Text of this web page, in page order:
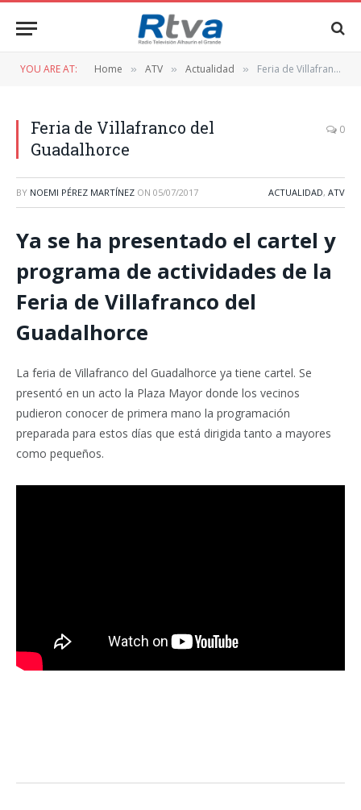
YOU ARE AT: Home » ATV » Actualidad » Feria de Villafranco del Guadalhorce
Feria de Villafranco del
Guadalhorce
0
BY NOEMI PÉREZ MARTÍNEZ ON 05/07/2017 ACTUALIDAD, ATV
Ya se ha presentado el cartel y
programa de actividades de la
Feria de Villafranco del
Guadalhorce
La feria de Villafranco del Guadalhorce ya tiene cartel. Se
presentó en un acto la Plaza Mayor donde los vecinos
pudieron conocer de primera mano la programación
preparada para estos días que está dirigida tanto a mayores
como pequeños.